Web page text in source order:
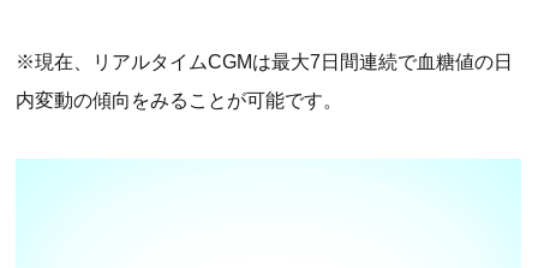
※現在、リアルタイムCGMは最大7日間連続で血糖値の日
内変動の傾向をみることが可能です。